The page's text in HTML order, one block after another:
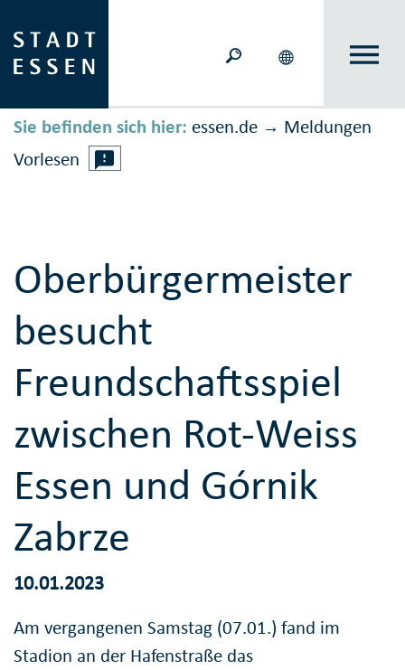
Sie befinden sich hier: essen.de → Meldungen
Vorlesen
Oberbürgermeister
besucht
Freundschaftsspiel
zwischen Rot-Weiss
Essen und Górnik
Zabrze
10.01.2023
Am vergangenen Samstag (07.01.) fand im
Stadion an der Hafenstraße das